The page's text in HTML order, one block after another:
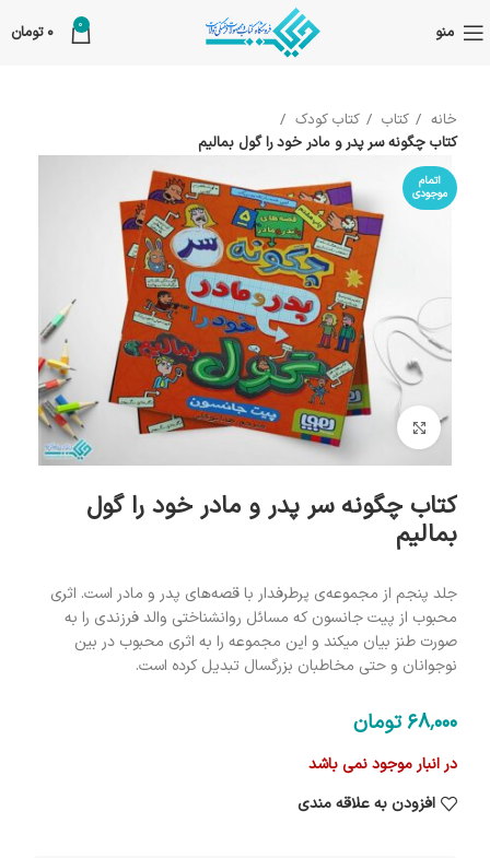
منو 0
0 تومان
خانه کتاب
کتاب کودک
کتاب چگونه سر پدر و مادر خود را گول بمالیم
اتمام
موجودی
بزرگنمایی تصویر
کتاب چگونه سر پدر و مادر خود را گول
بمالیم
جلد پنجم از مجموعه‌ی پرطرفدار با قصه‌های پدر و مادر است. اثری
محبوب از پیت جانسون که مسائل روانشناختی والد فرزندی را به
صورت طنز بیان میکند و این مجموعه را به اثری محبوب در بین
نوجوانان و حتی مخاطبان بزرگسال تبدیل کرده است.
68٬000تومان
در انبار موجود نمی باشد
افزودن به علاقه مندی